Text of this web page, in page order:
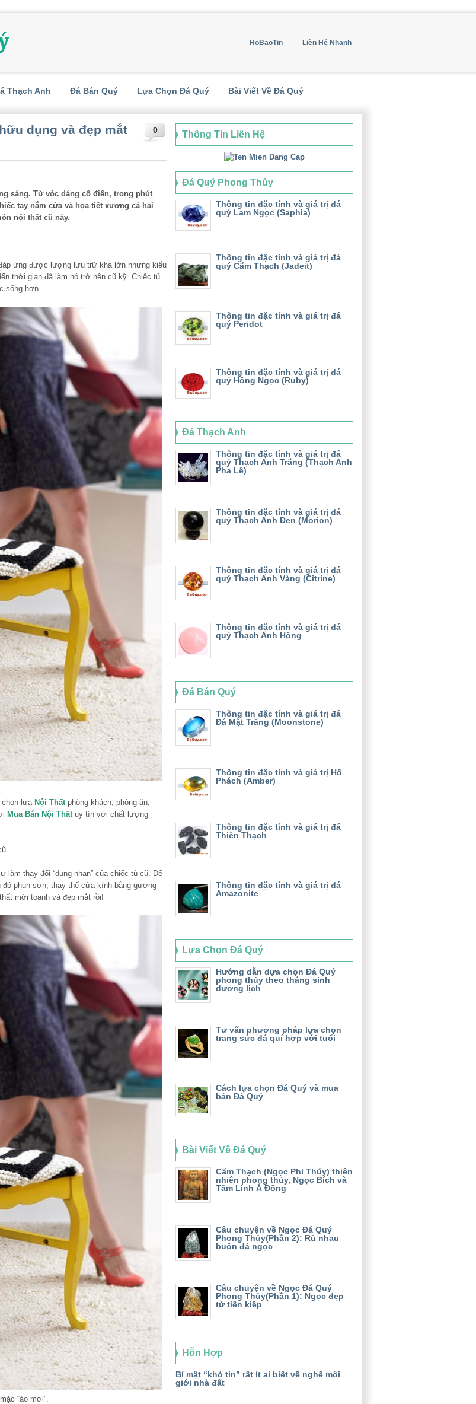
HoBaoTin Liên Hệ Nhanh
Thạch Anh Đá Bán Quý Lựa Chọn Đá Quý Bài Viết Về Đá Quý
0
dụng và đẹp mắt
sáng. Từ vóc dáng cổ điển, trong phút
tay nắm cửa và họa tiết xương cá hai
nội thất cũ này.
ứng được lượng lưu trữ khá lớn nhưng kiểu
thời gian đã làm nó trở nên cũ kỹ. Chiếc tủ
sống hơn.
chọn lựa Nội Thất phòng khách, phòng ăn,
Mua Bán Nội Thất uy tín với chất lượng
thay đổi “dung nhan” của chiếc tủ cũ. Để
phun sơn, thay thế cửa kính bằng gương
mới toanh và đẹp mắt rồi!
“áo mới”.
Thông Tin Liên Hệ
Đá Quý Phong Thủy
Thông tin đặc tính và giá trị đá
quý Lam Ngọc (Saphia)
Thông tin đặc tính và giá trị đá
quý Cẩm Thạch (Jadeit)
Thông tin đặc tính và giá trị đá
quý Peridot
Thông tin đặc tính và giá trị đá
quý Hồng Ngọc (Ruby)
Đá Thạch Anh
Thông tin đặc tính và giá trị đá
quý Thạch Anh Trắng (Thạch Anh
Pha Lê)
Thông tin đặc tính và giá trị đá
quý Thạch Anh Đen (Morion)
Thông tin đặc tính và giá trị đá
quý Thạch Anh Vàng (Citrine)
Thông tin đặc tính và giá trị đá
quý Thạch Anh Hồng
Đá Bán Quý
Thông tin đặc tính và giá trị đá
Đá Mặt Trăng (Moonstone)
Thông tin đặc tính và giá trị Hổ
Phách (Amber)
Thông tin đặc tính và giá trị đá
Thiên Thạch
Thông tin đặc tính và giá trị đá
Amazonite
Lựa Chọn Đá Quý
Hướng dẫn dựa chọn Đá Quý
phong thủy theo tháng sinh
dương lịch
Tư vấn phương pháp lựa chọn
trang sức đá quí hợp với tuổi
Cách lựa chọn Đá Quý và mua
bán Đá Quý
Bài Viết Về Đá Quý
Cẩm Thạch (Ngọc Phỉ Thúy) thiên
nhiên phong thủy, Ngọc Bích và
Tâm Linh Á Đông
Câu chuyện về Ngọc Đá Quý
Phong Thủy(Phần 2): Rủ nhau
buôn đá ngọc
Câu chuyện về Ngọc Đá Quý
Phong Thủy(Phần 1): Ngọc đẹp
từ tiền kiếp
Hỗn Hợp
Bí mật “khó tin” rất ít ai biết về nghề môi
giới nhà đất